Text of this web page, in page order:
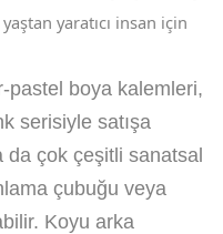
yaratıcı insan için
pastel boya kalemleri,
serisiyle satışa
çok çeşitli sanatsal
çubuğu veya
Koyu arka